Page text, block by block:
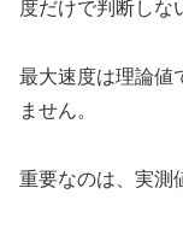
度だけで判断しな
最大速度は理論値
ません。
重要なのは、実測